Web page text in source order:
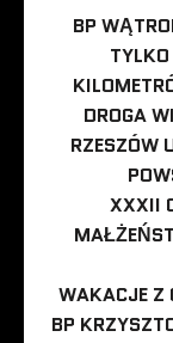
BP
DROGA
RZESZÓW
XXXII
WAKACJE Z
BP